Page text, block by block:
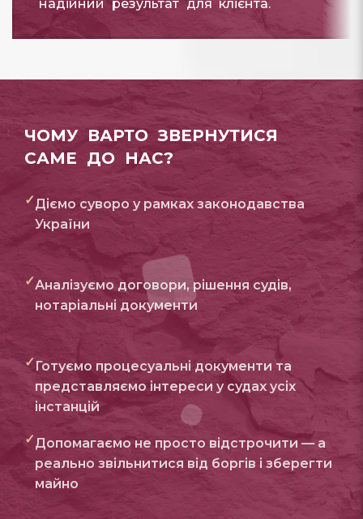
надійний результат для клієнта.
ЧОМУ ВАРТО ЗВЕРНУТИСЯ
САМЕ ДО НАС?
✓Діємо суворо у рамках законодавства
України
✓Аналізуємо договори, рішення судів,
нотаріальні документи
✓Готуємо процесуальні документи та
представляємо інтереси у судах усіх
інстанцій
✓Допомагаємо не просто відстрочити — а
реально звільнитися від боргів і зберегти
майно